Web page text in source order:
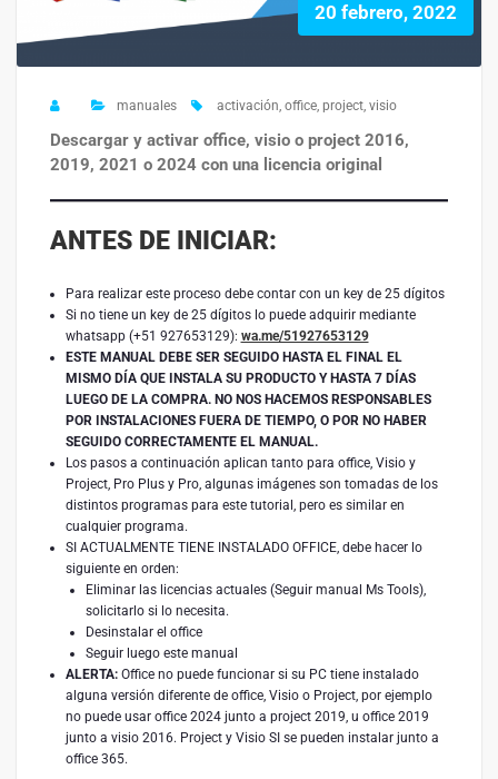
20 febrero, 2022
manuales activación office project visio
Descargar y activar office, visio o project 2016,
2019, 2021 o 2024 con una licencia original
ANTES DE INICIAR:
Para realizar este proceso debe contar con un key de 25 dígitos
Si no tiene un key de 25 dígitos lo puede adquirir mediante
whatsapp (+51 927653129): wa.me/51927653129
ESTE MANUAL DEBE SER SEGUIDO HASTA EL FINAL EL
MISMO DÍA QUE INSTALA SU PRODUCTO Y HASTA 7 DÍAS
LUEGO DE LA COMPRA. NO NOS HACEMOS RESPONSABLES
POR INSTALACIONES FUERA DE TIEMPO, O POR NO HABER
SEGUIDO CORRECTAMENTE EL MANUAL.
Los pasos a continuación aplican tanto para office, Visio y
Project, Pro Plus y Pro, algunas imágenes son tomadas de los
distintos programas para este tutorial, pero es similar en
cualquier programa.
SI ACTUALMENTE TIENE INSTALADO OFFICE, debe hacer lo
siguiente en orden:
Eliminar las licencias actuales (Seguir manual Ms Tools),
solicitarlo si lo necesita.
Desinstalar el office
Seguir luego este manual
ALERTA: Office no puede funcionar si su PC tiene instalado
alguna versión diferente de office, Visio o Project, por ejemplo
no puede usar office 2024 junto a project 2019, u office 2019
junto a visio 2016. Project y Visio SI se pueden instalar junto a
office 365.